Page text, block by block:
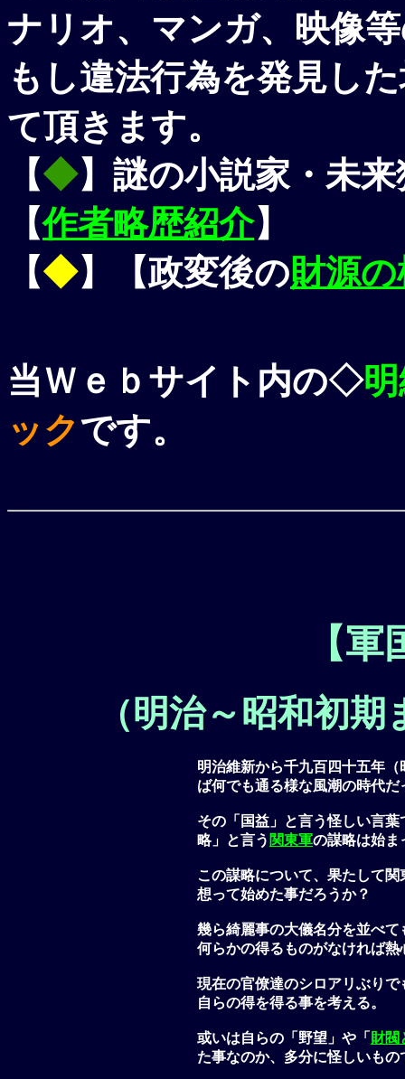
ナリオ、マンガ、映像
もし違法行為を発見し
て頂きます。
【◆】謎の小説家・未
【作者略歴紹介】
【◆】【政変後の財源
当Ｗｅｂサイト内の◇
ックです。
【
（明治～昭和初
明治維新から千九百四十五年
ば何でも通る様な風潮の時代だ
その「国益」と言う怪しい言
略」と言う 関東軍の謀略は始ま
この謀略について、果たして
想って始めた事だろうか？
幾ら綺麗事の大儀名分を並べ
何らかの得るものがなければ熱
現在の官僚達のシロアリぶり
自らの得を得る事を考える。
或いは自らの「野望」や「 財閥
た事なのか、多分に怪しいもの